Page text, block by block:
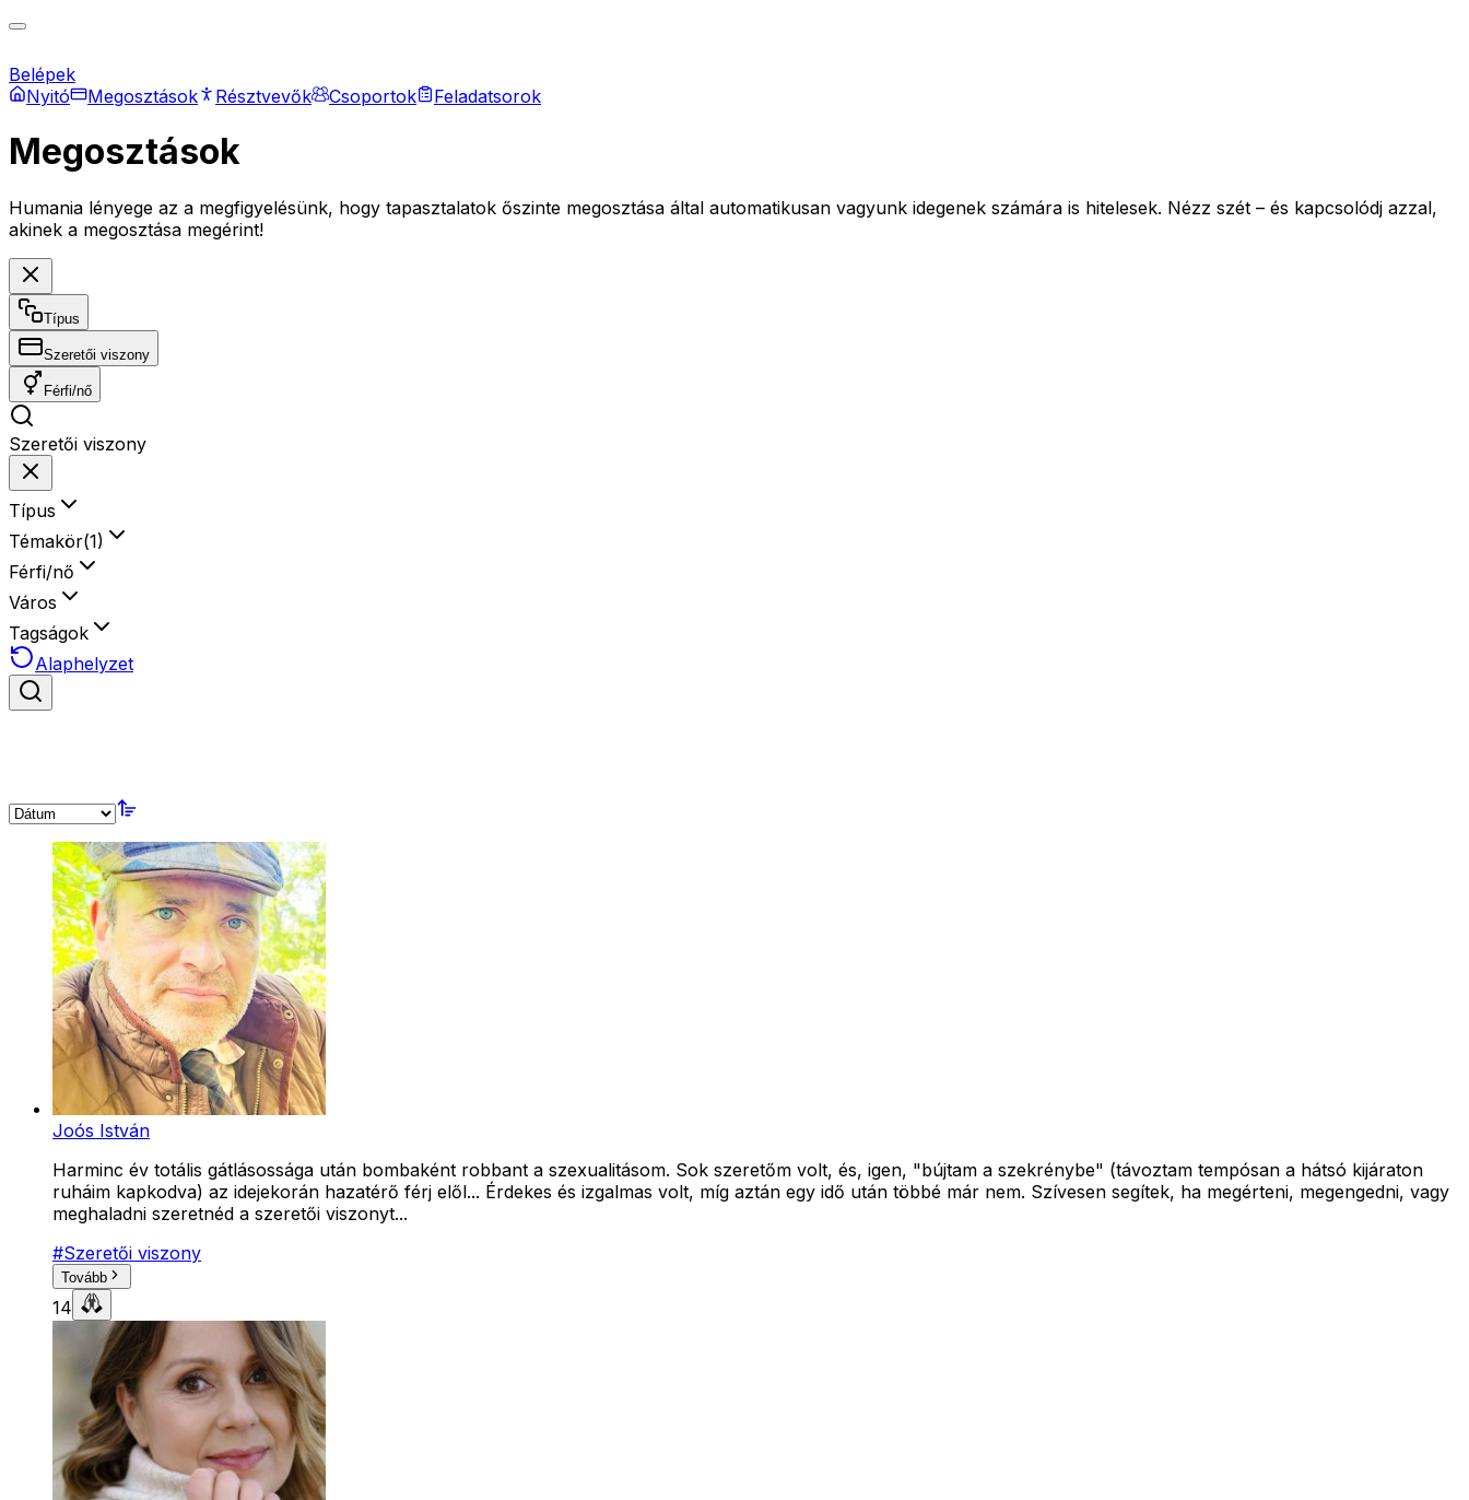
Belépek
Nyitó
Megosztások Résztvevők Csoportok Feladatsorok
Megosztások
Humania lényege az a megfigyelésünk, hogy tapasztalatok őszinte megosztása által automatikusan vagyunk idegenek számára is hitelesek. Nézz szét – és kapcsolódj azzal,
akinek a megosztása megérint!
Típus
Szeretői viszony
Férfi/nő
Szeretői viszony
Típus
Témakör(1)
Férfi/nő
Város
Tagságok
Alaphelyzet
Joós István
Harminc év totális gátlásossága után bombaként robbant a szexualitásom. Sok szeretőm volt, és, igen, "bújtam a szekrénybe" (távoztam tempósan a hátsó kijáraton
ruháim kapkodva) az idejekorán hazatérő férj elől... Érdekes és izgalmas volt, míg aztán egy idő után többé már nem. Szívesen segítek, ha megérteni, megengedni, vagy
meghaladni szeretnéd a szeretői viszonyt...
#Szeretői viszony
Tovább
14